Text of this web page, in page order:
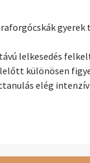
lelkesedés
különösen
elég